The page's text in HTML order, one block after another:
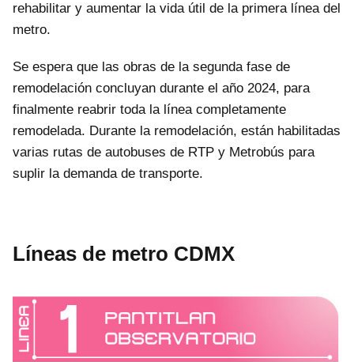
rehabilitar y aumentar la vida útil de la primera línea del
metro.
Se espera que las obras de la segunda fase de
remodelación concluyan durante el año 2024, para
finalmente reabrir toda la línea completamente
remodelada. Durante la remodelación, están habilitadas
varias rutas de autobuses de RTP y Metrobús para
suplir la demanda de transporte.
Líneas de metro CDMX